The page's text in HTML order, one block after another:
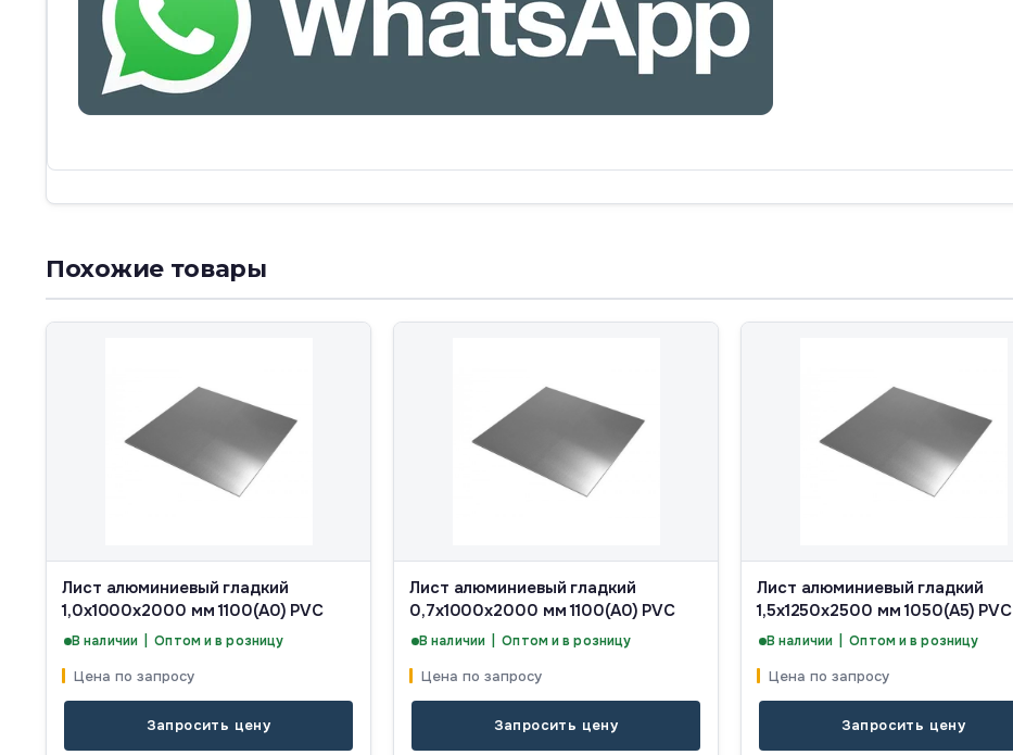
Похожие товары
Лист алюминиевый гладкий
1,0x1000x2000 мм 1100(А0) PVC
В наличии | Оптом и в розницу
Цена по запросу
Запросить цену
Лист алюминиевый гладкий
0,7x1000x2000 мм 1100(А0) PVC
В наличии | Оптом и в розницу
Цена по запросу
Запросить цену
Лист алюминиевый гладкий
1,5x1250x2500 мм 1050(А5) PVC
В наличии | Оптом и в розницу
Цена по запросу
Запросить цену